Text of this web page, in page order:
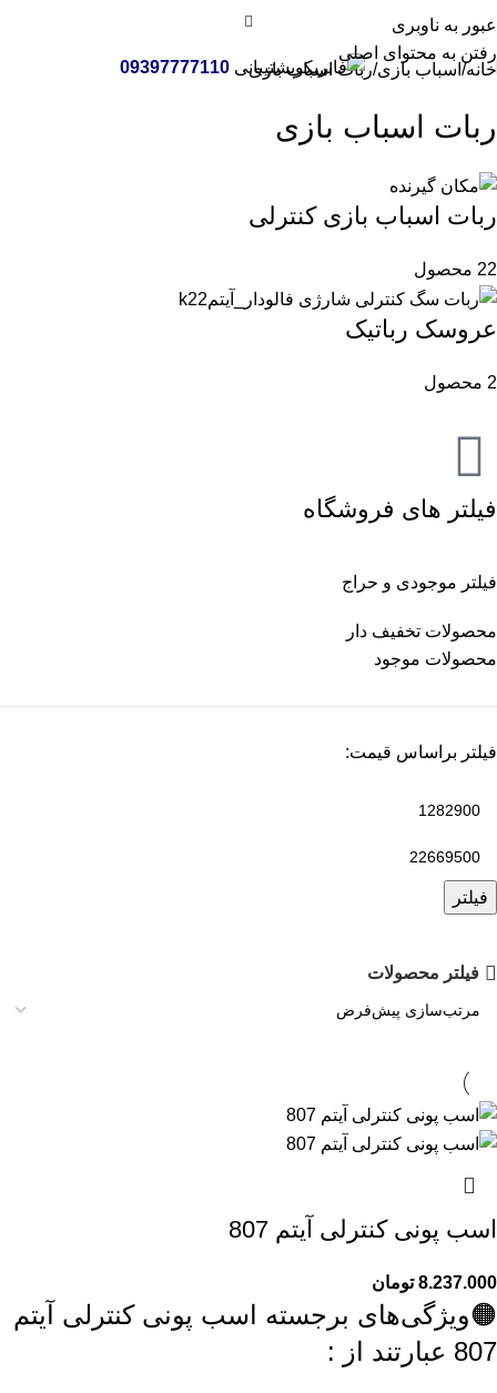
عبور به ناوبری
رفتن به محتوای اصلی
پشتیبانی09397777110 خانه اسباب بازی ربات اسباب بازی
ربات اسباب بازی
ربات اسباب بازی کنترلی
22 محصول
عروسک رباتیک
2 محصول
فیلتر های فروشگاه
فیلتر موجودی و حراج
محصولات تخفیف دار
محصولات موجود
فیلتر براساس قیمت:
فیلتر
فیلتر محصولات
اسب پونی کنترلی آیتم 807
8.237.000 تومان
🟠ویژگی‌های برجسته اسب پونی کنترلی آیتم
807 عبارتند از :